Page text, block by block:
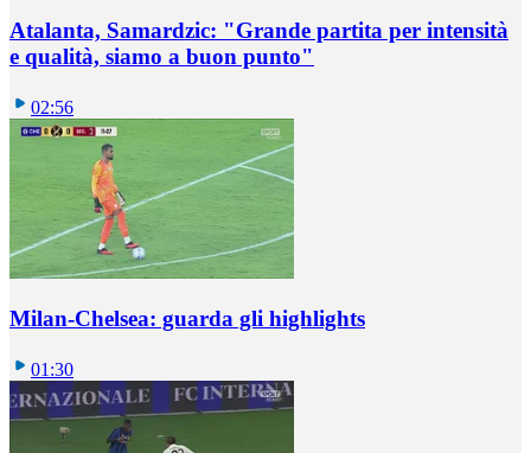
Atalanta, Samardzic: "Grande partita per intensità
e qualità, siamo a buon punto"
02:56
Milan-Chelsea: guarda gli highlights
01:30